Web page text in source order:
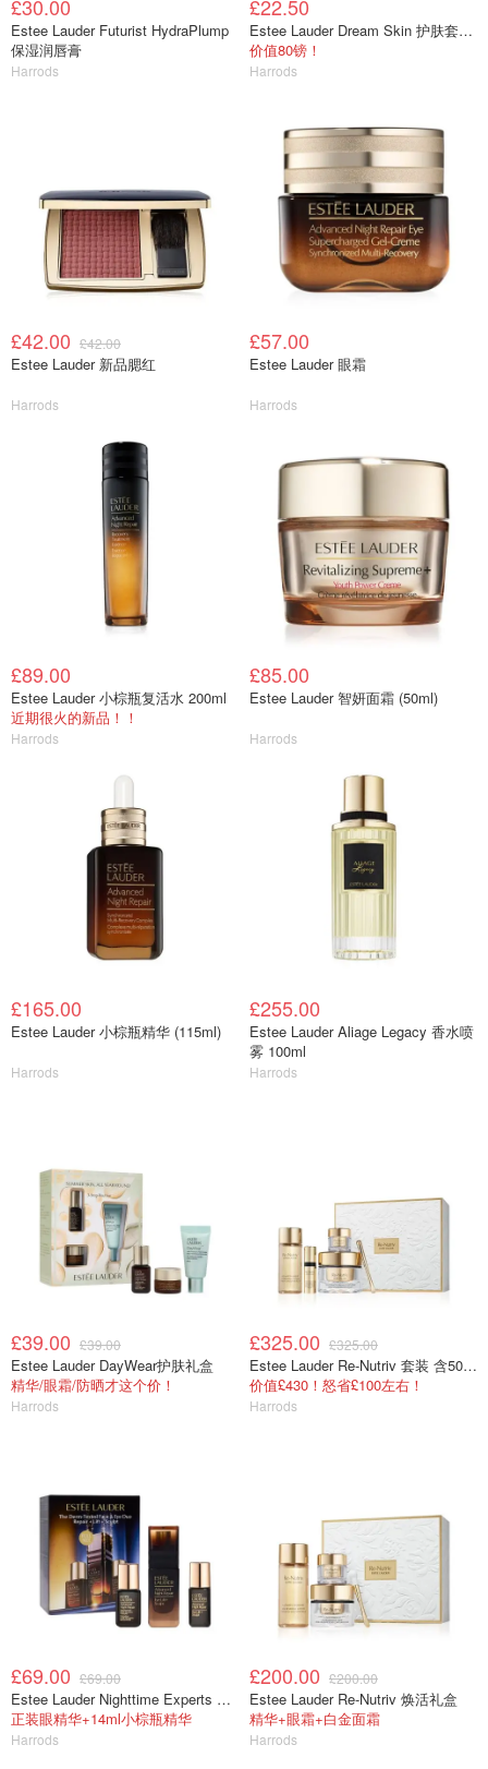
£30.00
Estee Lauder Futurist HydraPlump
保湿润唇膏
Harrods
£22.50
Estee Lauder Dream Skin 护肤套装 礼盒
价值80镑！
Harrods
£42.00 £42.00
Estee Lauder 新品腮红
Harrods
£57.00
Estee Lauder 眼霜
Harrods
£89.00
Estee Lauder 小棕瓶复活水 200ml
近期很火的新品！！
Harrods
£85.00
Estee Lauder 智妍面霜 (50ml)
Harrods
£165.00
Estee Lauder 小棕瓶精华 (115ml)
Harrods
£255.00
Estee Lauder Aliage Legacy 香水喷
雾 100ml
Harrods
£39.00 £39.00
Estee Lauder DayWear护肤礼盒
精华/眼霜/防晒才这个价！
Harrods
£325.00 £325.00
Estee Lauder Re-Nutriv 套装 含50ml正装白金面霜
价值£430！怒省£100左右！
Harrods
£69.00 £69.00
Estee Lauder Nighttime Experts 护肤礼盒套装
正装眼精华+14ml小棕瓶精华
Harrods
£200.00 £200.00
Estee Lauder Re-Nutriv 焕活礼盒
精华+眼霜+白金面霜
Harrods